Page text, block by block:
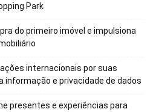
Park
do primeiro imóvel e impulsiona
internacionais por suas
informação e privacidade de dados
presentes e experiências para